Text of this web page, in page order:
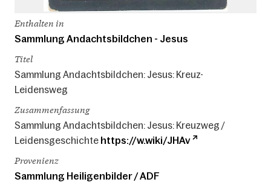
Enthalten in
Sammlung Andachtsbildchen - Jesus
Titel
Sammlung Andachtsbildchen: Jesus: Kreuz-
Leidensweg
Zusammenfassung
Sammlung Andachtsbildchen: Jesus: Kreuzweg /
Leidensgeschichte https://w.wiki/JHAv
Provenienz
Sammlung Heiligenbilder / ADF